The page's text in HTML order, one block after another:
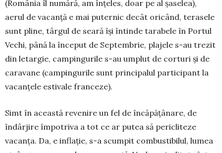
(România îl numără, am înțeles, doar pe al șaselea),
aerul de vacanță e mai puternic decât ori­când, terasele
sunt pline, târgul de seară își în­tinde tarabele în Portul
Vechi, până la început de Sep­tembrie, plajele s-au trezit
din letargie, cam­pingu­rile s-au umplut de corturi și de
caravane (cam­pingurile sunt principalul participant la
va­canțele estivale franceze).
Simt în această revenire un fel de încăpățânare, de
îndârjire împotriva a tot ce ar putea să pericliteze
vacanța. Da, e inflație, s-a scumpit combustibilul, lu­mea